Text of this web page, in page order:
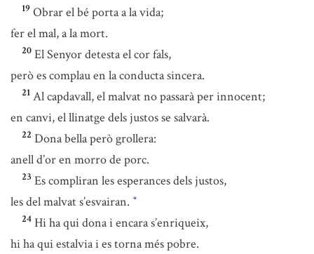
19 Obrar el bé porta a la vida;
fer el mal, a la mort.
20 El Senyor detesta el cor fals,
però es complau en la conducta sincera.
21 Al capdavall, el malvat no passarà per innocent;
en canvi, el llinatge dels justos se salvarà.
22 Dona bella però grollera:
anell d’or en morro de porc.
23 Es compliran les esperances dels justos,
les del malvat s’esvairan. *
24 Hi ha qui dona i encara s’enriqueix,
hi ha qui estalvia i es torna més pobre.